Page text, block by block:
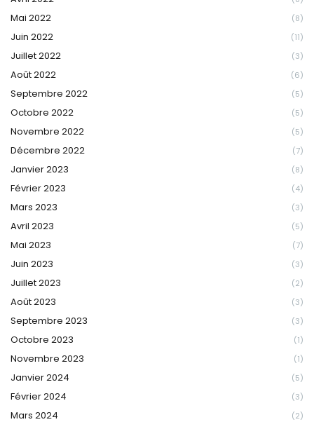
Mai 2022 (8)
Juin 2022 (11)
Juillet 2022 (3)
Août 2022 (6)
Septembre 2022 (5)
Octobre 2022 (5)
Novembre 2022 (5)
Décembre 2022 (7)
Janvier 2023 (8)
Février 2023 (4)
Mars 2023 (3)
Avril 2023 (5)
Mai 2023 (7)
Juin 2023 (3)
Juillet 2023 (2)
Août 2023 (3)
Septembre 2023 (3)
Octobre 2023 (1)
Novembre 2023 (1)
Janvier 2024 (5)
Février 2024 (3)
Mars 2024 (2)